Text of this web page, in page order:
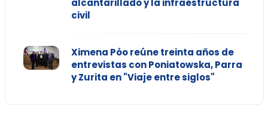
alcantarillado y la infraestructura
civil
Ximena Póo reúne treinta años de
entrevistas con Poniatowska, Parra
y Zurita en "Viaje entre siglos"